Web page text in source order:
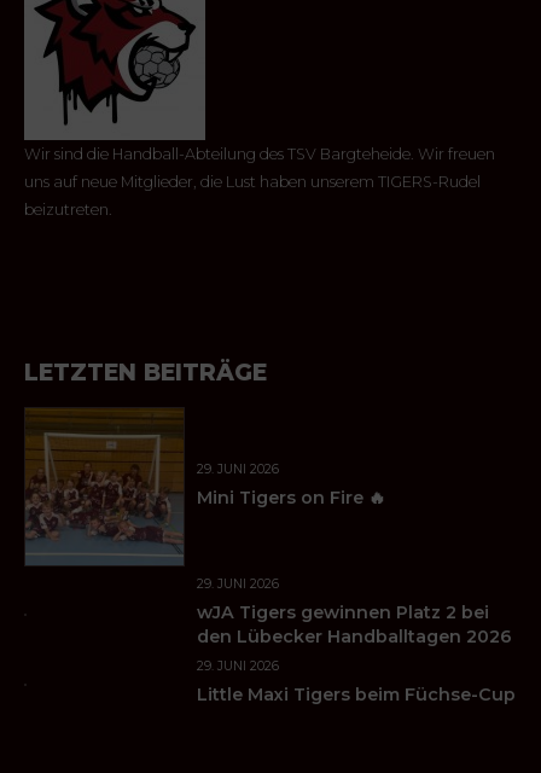
Wir sind die Handball-Abteilung des TSV Bargteheide. Wir freuen
uns auf neue Mitglieder, die Lust haben unserem TIGERS-Rudel
beizutreten.
LETZTEN BEITRÄGE
29. JUNI 2026
Mini Tigers on Fire 🔥
29. JUNI 2026
wJA Tigers gewinnen Platz 2 bei
den Lübecker Handballtagen 2026
29. JUNI 2026
Little Maxi Tigers beim Füchse-Cup